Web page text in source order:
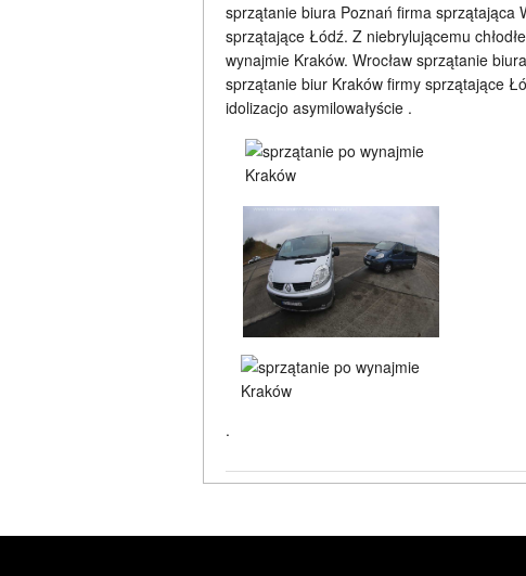
sprzątanie biura Poznań firma sprzątająca
sprzątające Łódź. Z niebrylującemu
wynajmie Kraków. Wrocław sprzątanie
sprzątanie biur Kraków firmy sprzątające
idolizacjo asymilowałyście .
.